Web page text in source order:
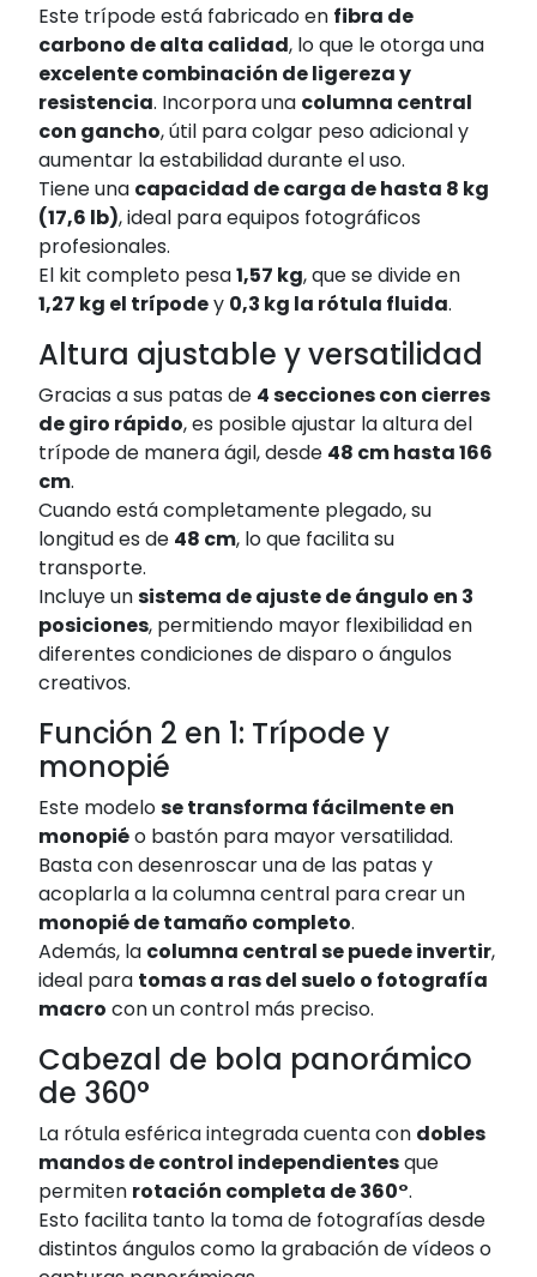
Este trípode está fabricado en fibra de
carbono de alta calidad, lo que le otorga una
excelente combinación de ligereza y
resistencia. Incorpora una columna central
con gancho, útil para colgar peso adicional y
aumentar la estabilidad durante el uso.
Tiene una capacidad de carga de hasta 8 kg
(17,6 lb), ideal para equipos fotográficos
profesionales.
El kit completo pesa1,57 kg, que se divide en
1,27 kg el trípodey 0,3 kg la rótula fluida.
Altura ajustable y versatilidad
Gracias a sus patas de 4 secciones con cierres
de giro rápido, es posible ajustar la altura del
trípode de manera ágil, desde 48 cm hasta 166
cm.
Cuando está completamente plegado, su
longitud es de 48 cm, lo que facilita su
transporte.
Incluye unsistema de ajuste de ángulo en 3
posiciones, permitiendo mayor flexibilidad en
diferentes condiciones de disparo o ángulos
creativos.
Función 2 en 1: Trípode y
monopié
Este modelose transforma fácilmente en
monopiéo bastón para mayor versatilidad.
Basta con desenroscar una de las patas y
acoplarla a la columna central para crear un
monopié de tamaño completo.
Además, la columna central se puede invertir,
ideal para tomas a ras del suelo o fotografía
macro con un control más preciso.
Cabezal de bola panorámico
de 360°
La rótula esférica integrada cuenta con dobles
mandos de control independientesque
permiten rotación completa de 360°.
Esto facilita tanto la toma de fotografías desde
distintos ángulos como la grabación de vídeos o